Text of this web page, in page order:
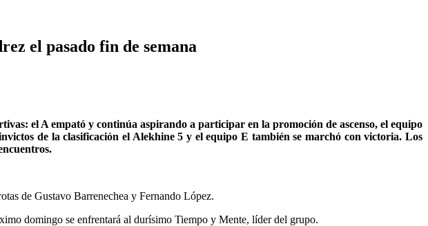
el pasado fin de semana
el A empató y continúa aspirando a participar en la promoción de ascenso, el equipo
de la clasificación el Alekhine 5 y el equipo E también se marchó con victoria. Los
de Gustavo Barrenechea y Fernando López.
domingo se enfrentará al durísimo Tiempo y Mente, líder del grupo.